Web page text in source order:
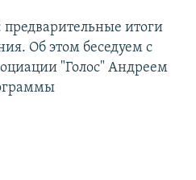
предварительные итоги
Об этом беседуем с
"Голос" Андреем